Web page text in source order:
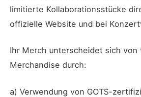
limitierte Kollaborationsstücke
offizielle Website und bei
Ihr Merch unterscheidet sich von
Merchandise durch:
a) Verwendung von GOTS-